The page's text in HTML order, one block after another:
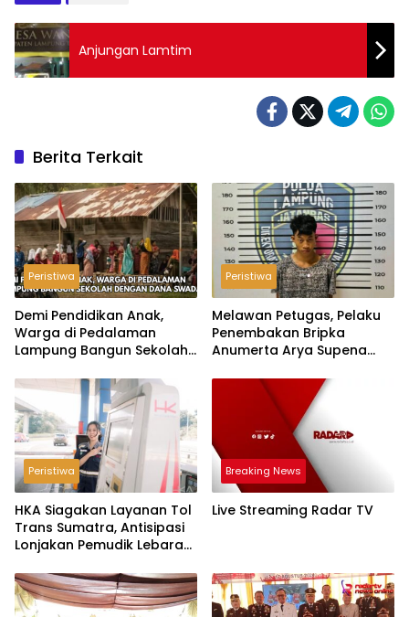
Anjungan Lamtim
Berita Terkait
Peristiwa
Demi Pendidikan Anak,
Warga di Pedalaman
Lampung Bangun Sekolah
Peristiwa
Melawan Petugas, Pelaku
Penembakan Bripka
Anumerta Arya Supena
Hantu
Peristiwa
HKA Siagakan Layanan Tol
Trans Sumatra, Antisipasi
Lonjakan Pemudik Lebaran
Breaking News
Live Streaming Radar TV